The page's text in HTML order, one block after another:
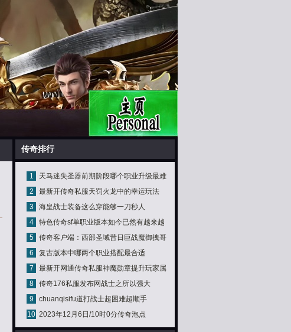
传奇排行
1
天马迷失圣器前期阶段哪个职业升级最难
2
最新开传奇私服天罚火龙中的幸运玩法
3
海皇战士装备这么穿能够一刀秒人
4
特色传奇sf单职业版本如今已然有越来越
多的朋友
5
传奇客户端：西部圣域昔日巨战魔御拽哥
6
复古版本中哪两个职业搭配最合适
7
最新开网通传奇私服神魔勋章提升玩家属
性强度
8
传奇176私服发布网战士之所以强大
9
chuanqisifu道打战士超困难超顺手
10 2023年12月6日/10时0分传奇泡点